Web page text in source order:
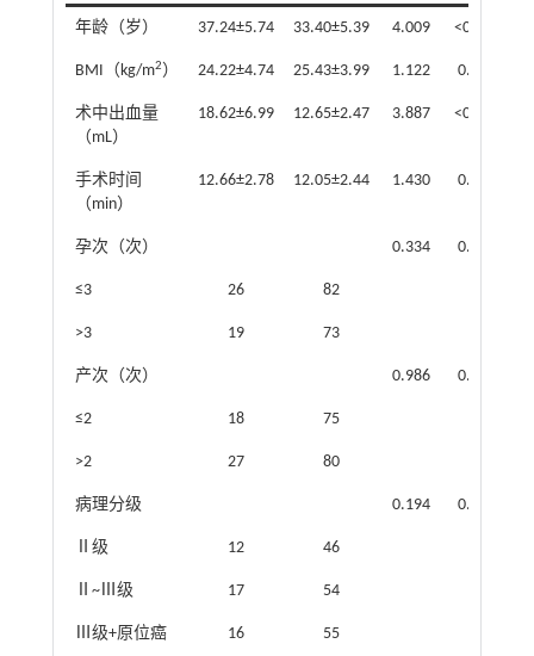
年龄（岁） 37.24±5.74 33.40±5.39 4.009 <0.001
BMI（kg/m2 ） 24.22±4.74 25.43±3.99 1.122 0.273
术中出血量
（mL）
18.62±6.99 12.65±2.47 3.887 <0.001
手术时间
（min）
12.66±2.78 12.05±2.44 1.430 0.154
孕次（次） 0.334 0.564
≤3 26 82
>3 19 73
产次（次） 0.986 0.321
≤2 18 75
>2 27 80
病理分级 0.194 0.908
Ⅱ级 12 46
Ⅱ~Ⅲ级 17 54
Ⅲ级+原位癌 16 55